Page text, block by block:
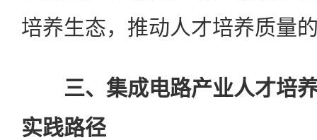
培养生态，推动人才培养质量
三、集成电路产业人才培
实践路径